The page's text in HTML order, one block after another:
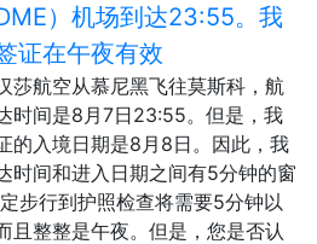
）机场到达23:55。我
证在午夜有效
莎航空从慕尼黑飞往莫斯科，航
时间是8月7日23:55。但是，我
的入境日期是8月8日。因此，我
时间和进入日期之间有5分钟的窗
步行到护照检查将需要5分钟以
且整整是午夜。但是，您是否认